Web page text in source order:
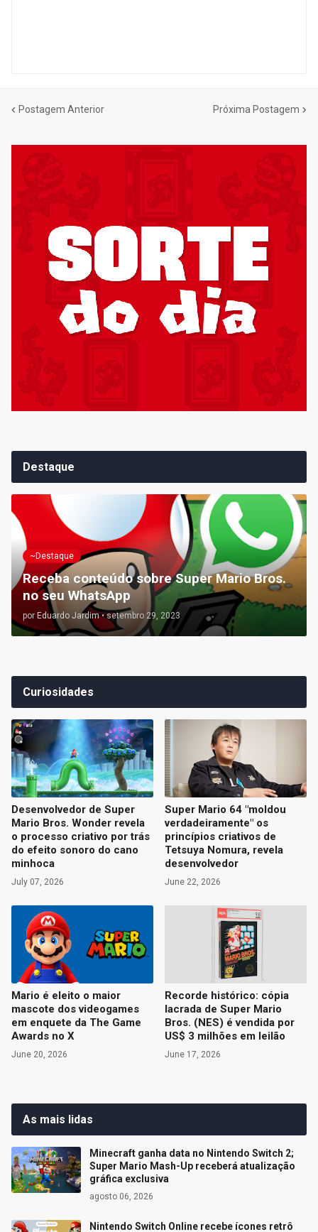
Postagem Anterior Próxima Postagem
Destaque
~Destaque
Receba conteúdo sobre Super Mario Bros.
no seu WhatsApp
por Eduardo Jardim • setembro 29, 2023
Curiosidades
Desenvolvedor de Super
Mario Bros. Wonder revela
o processo criativo por trás
do efeito sonoro do cano
minhoca
July 07, 2026
Super Mario 64 "moldou
verdadeiramente" os
princípios criativos de
Tetsuya Nomura, revela
desenvolvedor
June 22, 2026
Mario é eleito o maior
mascote dos videogames
em enquete da The Game
Awards no X
June 20, 2026
Recorde histórico: cópia
lacrada de Super Mario
Bros. (NES) é vendida por
US$ 3 milhões em leilão
June 17, 2026
As mais lidas
Minecraft ganha data no Nintendo Switch 2;
Super Mario Mash-Up receberá atualização
gráfica exclusiva
agosto 06, 2026
Nintendo Switch Online recebe ícones retrô